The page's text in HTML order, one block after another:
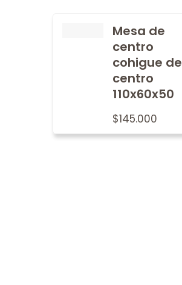
Mesa de
centro
cohigue de
centro
110x60x50
$145.000